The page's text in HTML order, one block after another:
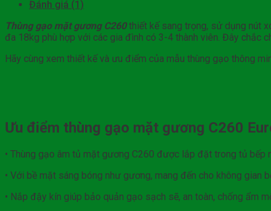
Đánh giá (1)
Thùng gạo mặt gương C260thiết kế sang trọng, sử dụng nút
đa 18kg phù hợp với các gia đình có 3-4 thành viên. Đây chắc
Hãy cùng xem thiết kế và ưu điểm của mẫu thùng gạo thông
Ưu điểm thùng gạo mặt gương C260
• Thùng gạo âm tủ mặt gương C260 được lắp đặt trong tủ bếp
• Với bề mặt sáng bóng như gương, mang đến cho không gian
• Nắp đậy kín giúp bảo quản gạo sạch sẽ, an toàn, chống ẩm